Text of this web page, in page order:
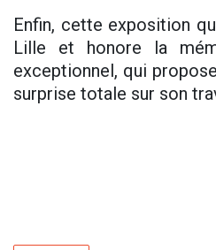
Enfin, cette exposition
Lille et honore la
exceptionnel, qui
surprise totale sur son